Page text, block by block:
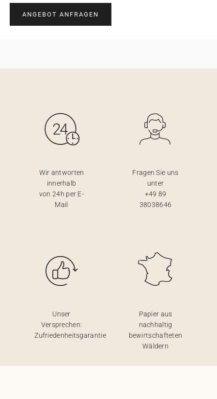
ANGEBOT ANFRAGEN
Wir antworten
innerhalb
von 24h per E-
Mail
Fragen Sie uns
unter
+49 89
38038646
Unser
Versprechen:
Zufriedenheitsgarantie
Papier aus
nachhaltig
bewirtschafteten
Wäldern